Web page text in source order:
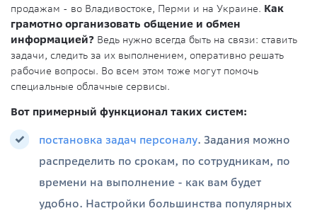
продажам - во Владивостоке, Перми и на Украине. Как
грамотно организовать общение и обмен
информацией? Ведь нужно всегда быть на связи: ставить
задачи, следить за их выполнением, оперативно решать
рабочие вопросы. Во всем этом тоже могут помочь
специальные облачные сервисы.
Вот примерный функционал таких систем:
постановка задач персоналу. Задания можно
распределить по срокам, по сотрудникам, по
времени на выполнение - как вам будет
удобно. Настройки большинства популярных